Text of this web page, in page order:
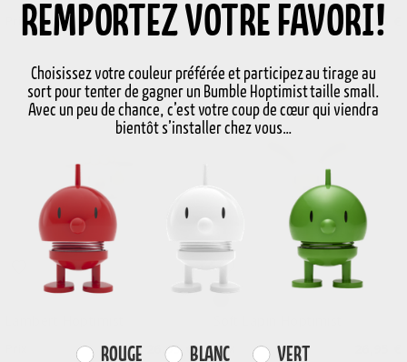
Prix 26,95 € Prix 49,95 €
26,95 € Prix
REMPORTEZ VOTRE FAVORI!
Choisissez votre couleur préférée et participez au tirage au
sort pour tenter de gagner un Bumble Hoptimist taille small.
Avec un peu de chance, c’est votre coup de cœur qui viendra
bientôt s’installer chez vous…
Farvevalg
ROUGE BLANC VERT